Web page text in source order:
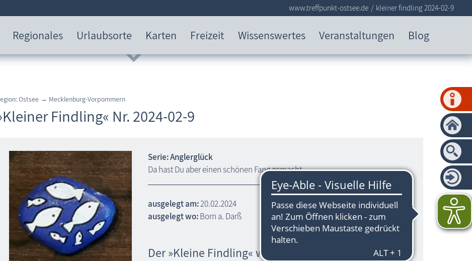
Regionales Urlaubsorte Karten Freizeit Wissenswertes Veranstaltungen Blog
www.treffpunkt-ostsee.de kleiner findling 2024-02-9
Ostsee → Mecklenburg-Vorpommern
Findling« Nr. 2024-02-9
Serie: Anglerglück
Da hast Du aber einen schönen Fang gemacht.
ausgelegt am:20.02.2024
ausgelegt wo:Born a. Darß
Der »Kleine Findling« wurde noch nicht gemeldet.